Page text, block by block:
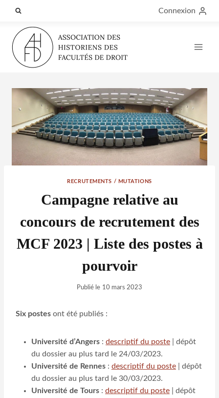
contenu
Connexion
RECRUTEMENTS / MUTATIONS
Campagne relative au
concours de recrutement des
MCF 2023 | Liste des postes à
pourvoir
Publié le 10 mars 2023
Six postes ont été publiés :
Université d’Angers : descriptif du poste | dépôt
du dossier au plus tard le 24/03/2023.
Université de Rennes : descriptif du poste | dépôt
du dossier au plus tard le 30/03/2023.
Université de Tours : descriptif du poste | dépôt